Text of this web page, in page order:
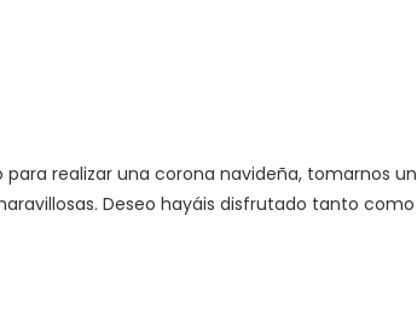
realizar una corona navideña, tomarnos un
Deseo hayáis disfrutado tanto como